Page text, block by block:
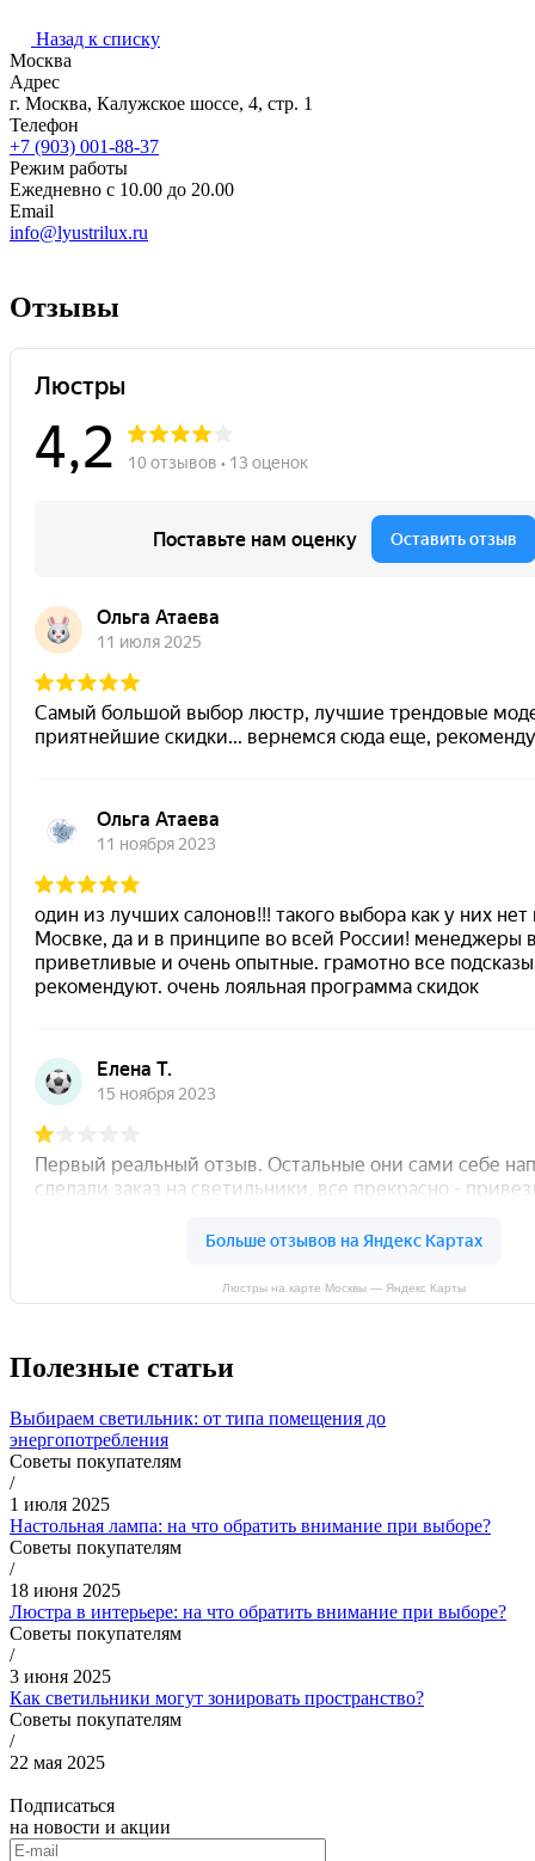
Назад к списку
Москва
Адрес
г. Москва, Калужское шоссе, 4, стр. 1
Телефон
+7 (903) 001-88-37
Режим работы
Ежедневно с 10.00 до 20.00
Email
info@lyustrilux.ru
Отзывы
Люстры на карте Москвы — Яндекс Карты
Полезные статьи
Выбираем светильник: от типа помещения до
энергопотребления
Советы покупателям
/
1 июля 2025
Настольная лампа: на что обратить внимание при выборе?
Советы покупателям
/
18 июня 2025
Люстра в интерьере: на что обратить внимание при выборе?
Советы покупателям
/
3 июня 2025
Как светильники могут зонировать пространство?
Советы покупателям
/
22 мая 2025
Подписаться
на новости и акции